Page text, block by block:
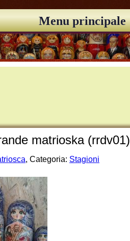
Menu principale
matrioska (rrdv01)
, Categoria: Stagioni